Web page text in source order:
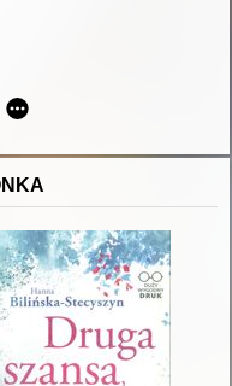
Rzeczypospolitej